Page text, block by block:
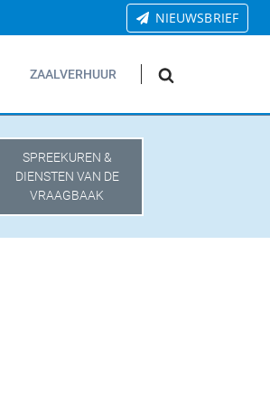
NIEUWSBRIEF
ZAALVERHUUR
SPREEKUREN &
DIENSTEN VAN DE
VRAAGBAAK